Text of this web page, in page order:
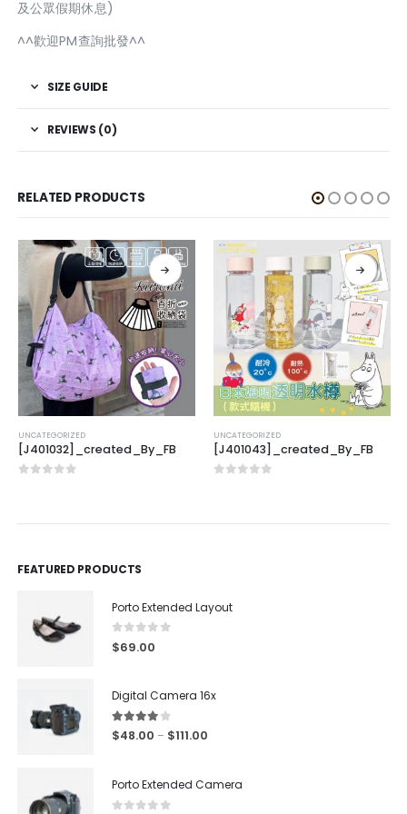
及公眾假期休息)
^^歡迎PM查詢批發^^
SIZE GUIDE
REVIEWS (0)
RELATED PRODUCTS
UNCATEGORIZED
[J401032]_created_By_FB
UNCATEGORIZED
[J401043]_created_By_FB
FEATURED PRODUCTS
Porto Extended Layout
0 out of 5
$69.00
Digital Camera 16x
4.00out of 5
$48.00 – $111.00
Porto Extended Camera